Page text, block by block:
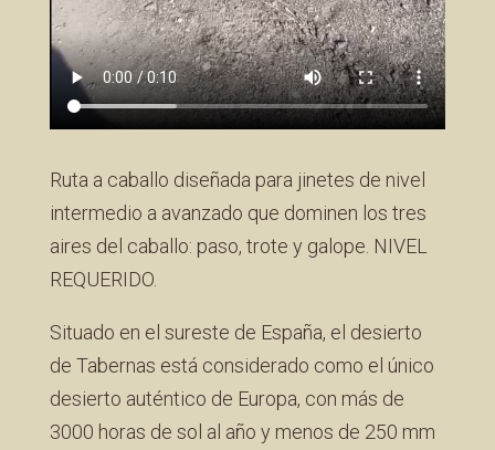
Ruta a caballo diseñada para jinetes de nivel
intermedio a avanzado que dominen los tres
aires del caballo: paso, trote y galope. NIVEL
REQUERIDO.
Situado en el sureste de España, el desierto
de Tabernas está considerado como el único
desierto auténtico de Europa, con más de
3000 horas de sol al año y menos de 250 mm